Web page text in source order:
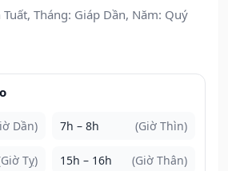
Tháng: Giáp Dần, Năm: Quý
Dần) 7h – 8h (Giờ Thìn)
Tỵ) 15h – 16h (Giờ Thân)